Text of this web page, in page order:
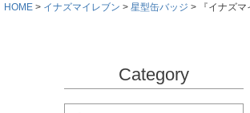
HOME
イナズマイレブン 星型缶バッジ 『イナズ
Category